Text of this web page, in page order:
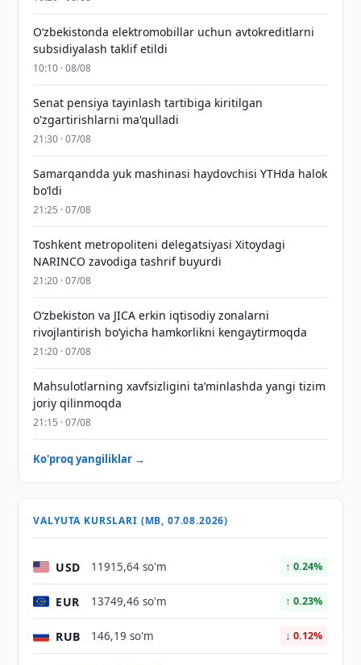
O‘zbekistonda elektromobillar uchun avtokreditlarni
subsidiyalash taklif etildi
10:10 · 08/08
Senat pensiya tayinlash tartibiga kiritilgan
o'zgartirishlarni ma'qulladi
21:30 · 07/08
Samarqandda yuk mashinasi haydovchisi YTHda halok
bo‘ldi
21:25 · 07/08
Toshkent metropoliteni delegatsiyasi Xitoydagi
NARINCO zavodiga tashrif buyurdi
21:20 · 07/08
Oʻzbekiston va JICA erkin iqtisodiy zonalarni
rivojlantirish boʻyicha hamkorlikni kengaytirmoqda
21:20 · 07/08
Mahsulotlarning xavfsizligini taʼminlashda yangi tizim
joriy qilinmoqda
21:15 · 07/08
Ko'proq yangiliklar →
VALYUTA KURSLARI (MB, 07.08.2026)
USD 11915,64 so'm ↑ 0.24%
EUR 13749,46 so'm ↑ 0.23%
RUB 146,19 so'm ↓ 0.12%